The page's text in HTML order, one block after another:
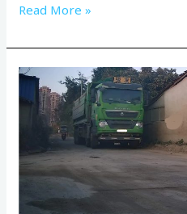
装
管
理
方
Read More »
激
光
3D
测